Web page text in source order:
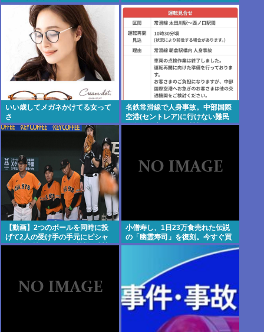
いい歳してメガネかけてる女って
さ
名鉄常滑線で人身事故。中部国際
空港(セントレア)に行けない難民
が多数発生している模様
【動画】2つのボールを同時に投
げて2人の受け手の手元にピシャ
リと投げ込むバントの神様・川相
小僧寿し、1日23万食売れた伝説
の「幽霊寿司」を復刻。今すぐ買
いに行け！